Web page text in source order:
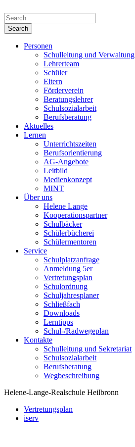
Personen
Schulleitung und Verwaltung
Lehrerteam
Schüler
Eltern
Förderverein
Beratungslehrer
Schulsozialarbeit
Berufsberatung
Aktuelles
Lernen
Unterrichtszeiten
Berufsorientierung
AG-Angebote
Leitbild
Medienkonzept
MINT
Über uns
Helene Lange
Kooperationspartner
Schulbäcker
Schülerbücherei
Schülermentoren
Service
Schulplatzanfrage
Anmeldung 5er
Vertretungsplan
Schulordnung
Schuljahresplaner
Schließfach
Downloads
Lerntipps
Schul-/Radwegeplan
Kontakte
Schulleitung und Sekretariat
Schulsozialarbeit
Berufsberatung
Wegbeschreibung
Helene-Lange-Realschule Heilbronn
Vertretungsplan
iserv